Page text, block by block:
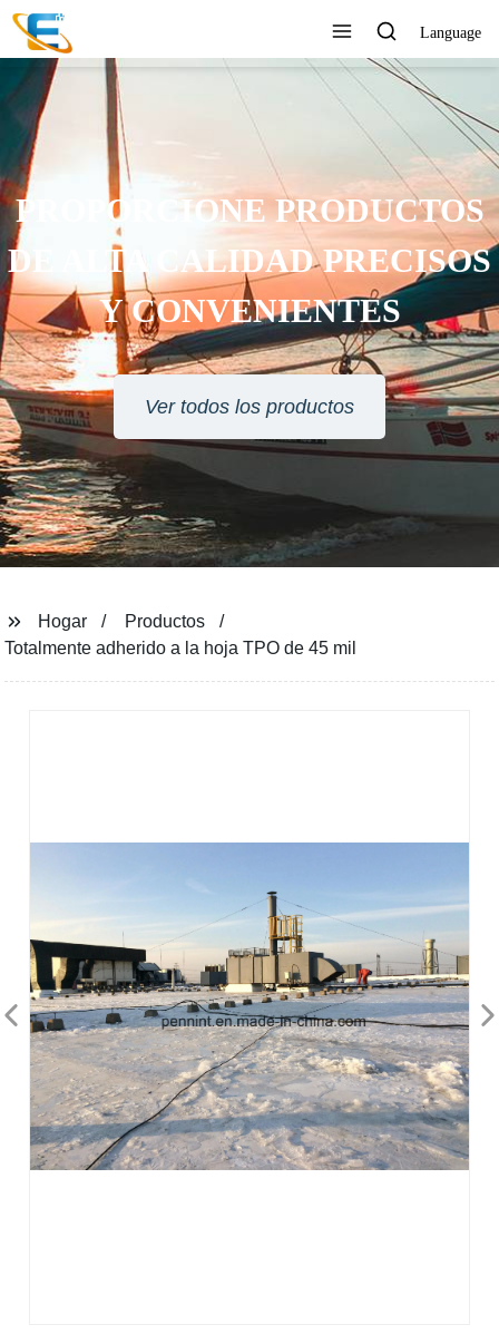
Language
PROPORCIONE PRODUCTOS
DE ALTA CALIDAD PRECISOS
Y CONVENIENTES
Ver todos los productos
Hogar
Productos
Totalmente adherido a la hoja TPO de 45 mil